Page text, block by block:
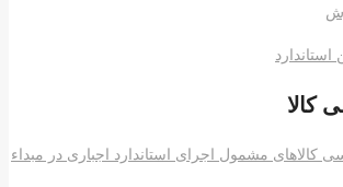
استاندارد
کالا
کالاهای مشمول اجرای استاندارد اجباری در مبداء